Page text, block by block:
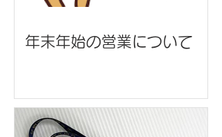
年末年始の営業について